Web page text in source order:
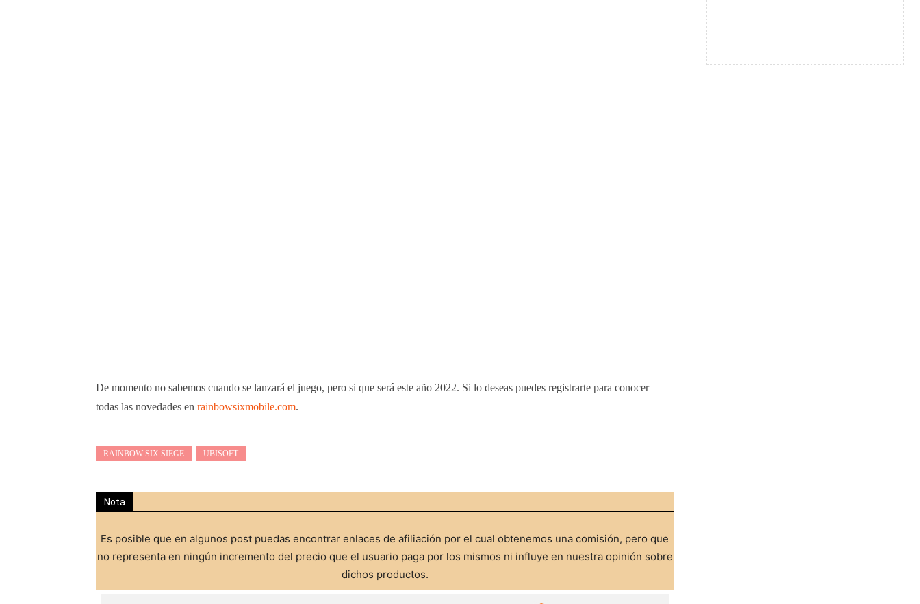
De momento no sabemos cuando se lanzará el juego, pero si que será este año 2022. Si lo deseas puedes registrarte para conocer
todas las novedades en rainbowsixmobile.com.
RAINBOW SIX SIEGE UBISOFT
Nota
Es posible que en algunos post puedas encontrar enlaces de afiliación por el cual obtenemos una comisión, pero que
no representa en ningún incremento del precio que el usuario paga por los mismos ni influye en nuestra opinión sobre
dichos productos.